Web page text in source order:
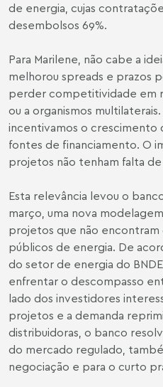
de energia, cujas
desembolsos 69%.
Para Marilene, não cabe a
melhorou spreads e prazos
perder competitividade em
ou a organismos
incentivamos o crescimento
fontes de financiamento. O
projetos não tenham falta de
Esta relevância levou o
março, uma nova
projetos que não encontram
públicos de energia. De
do setor de energia do
enfrentar o descompasso
lado dos investidores
projetos e a demanda
distribuidoras, o banco
do mercado regulado,
negociação e para o curto